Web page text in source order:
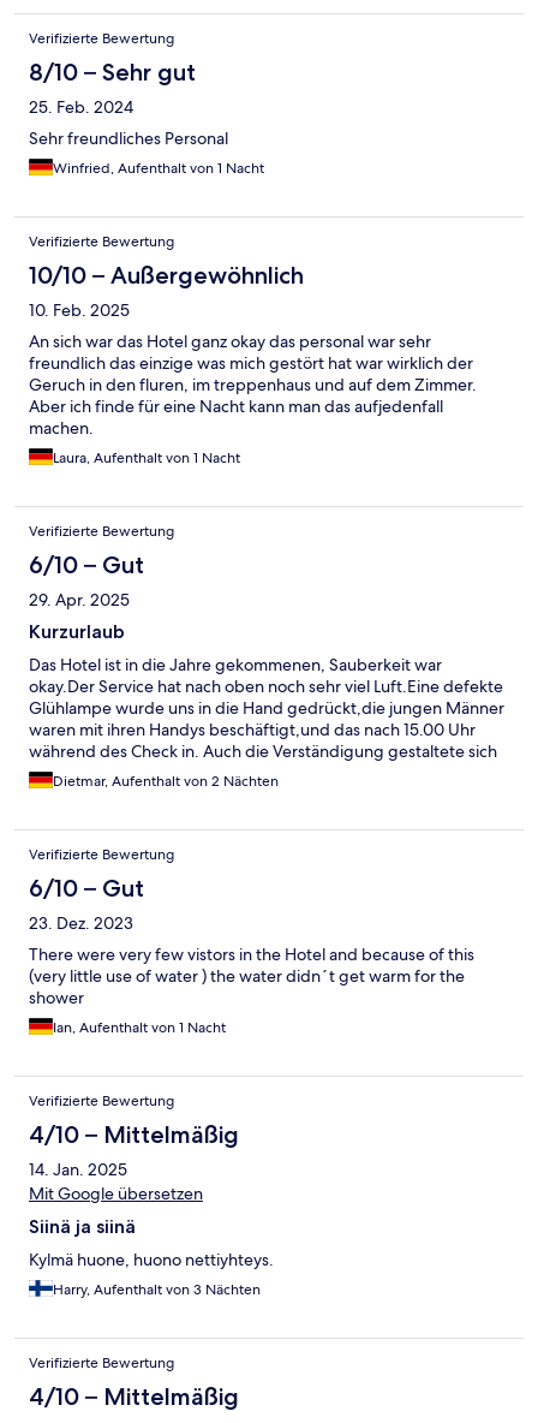
Verifizierte Bewertung
8/10 – Sehr gut
25. Feb. 2024
Sehr freundliches Personal
Winfried, Aufenthalt von 1 Nacht
Verifizierte Bewertung
10/10 – Außergewöhnlich
10. Feb. 2025
An sich war das Hotel ganz okay das personal war sehr
freundlich das einzige was mich gestört hat war wirklich der
Geruch in den fluren, im treppenhaus und auf dem Zimmer.
Aber ich finde für eine Nacht kann man das aufjedenfall
machen.
Laura, Aufenthalt von 1 Nacht
Verifizierte Bewertung
6/10 – Gut
29. Apr. 2025
Kurzurlaub
Das Hotel ist in die Jahre gekommenen, Sauberkeit war
okay.Der Service hat nach oben noch sehr viel Luft.Eine defekte
Glühlampe wurde uns in die Hand gedrückt,die jungen Männer
waren mit ihren Handys beschäftigt,und das nach 15.00 Uhr
während des Check in. Auch die Verständigung gestaltete sich
schwierig. Das Frühstück war ausreichend.
Dietmar, Aufenthalt von 2 Nächten
Verifizierte Bewertung
6/10 – Gut
23. Dez. 2023
There were very few vistors in the Hotel and because of this
(very little use of water ) the water didn´t get warm for the
shower
Ian, Aufenthalt von 1 Nacht
Verifizierte Bewertung
4/10 – Mittelmäßig
14. Jan. 2025
Mit Google übersetzen
Siinä ja siinä
Kylmä huone, huono nettiyhteys.
Harry, Aufenthalt von 3 Nächten
Verifizierte Bewertung
4/10 – Mittelmäßig